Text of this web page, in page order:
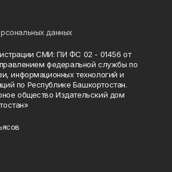
данных
СМИ: ПИ ФС 02 - 01456 от
федеральной службы по
информационных технологий и
по Республике Башкортостан.
общество Издательский дом